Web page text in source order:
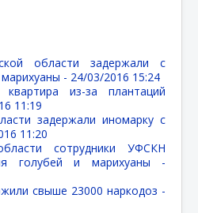
области задержали с
- 24/03/2016 15:24
из-за плантаций
11:19
задержали иномарку с
11:20
сотрудники УФСКН
голубей и марихуаны -
свыше 23000 наркодоз -